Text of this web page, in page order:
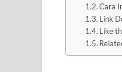
Cara
Link
Like